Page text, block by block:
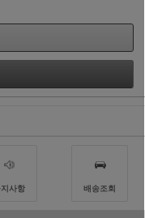
지사항 배송조회